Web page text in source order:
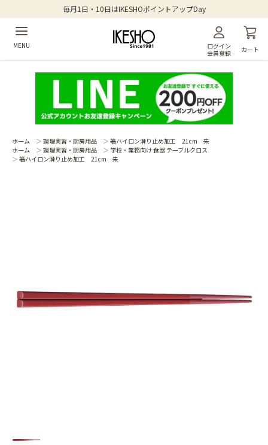
毎月1日・10日はIKESHOポイントアップDay
MENU
ログイン
会員登録
カート
ホーム ＞ 調理実習・厨房用品 ＞ 箸ハイロン滑り止め加工 21cm 朱
ホーム
＞ 調理実習・厨房用品 ＞ 学校・業務向け 食器 テーブルクロス
＞ 箸ハイロン滑り止め加工 21cm 朱